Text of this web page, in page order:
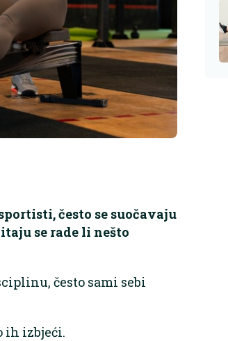
često se suočavaju
se rade li nešto
često sami sebi
ih izbjeći.